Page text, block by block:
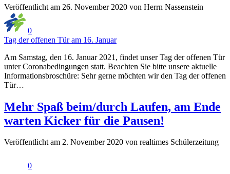
Veröffentlicht am 26. November 2020 von Herrn Nassenstein
0
Tag der offenen Tür am 16. Januar
Am Samstag, den 16. Januar 2021, findet unser Tag der offenen Tür
unter Coronabedingungen statt. Beachten Sie bitte unsere aktuelle
Informationsbroschüre: Sehr gerne möchten wir den Tag der offenen
Tür…
Mehr Spaß beim/durch Laufen, am Ende
warten Kicker für die Pausen!
Veröffentlicht am 2. November 2020 von realtimes Schülerzeitung
0